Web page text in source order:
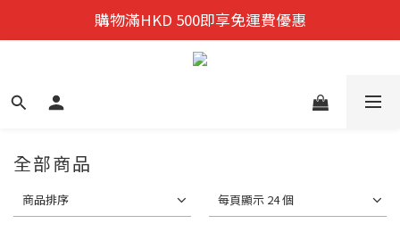
迎新禮遇:  新會員首次購物 尊享全單9折優惠!
購物滿HKD 500即享免運費優惠
迎新禮遇:  新會員首次購物 尊享全單9折優惠!
全部商品
商品排序 每頁顯示 24 個